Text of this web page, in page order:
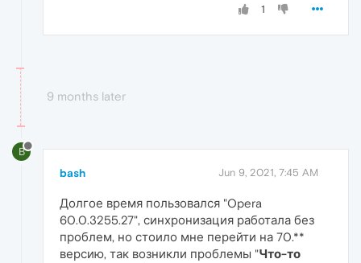
1
9 months later
B
bash Jun 9, 2021, 7:45 AM
Долгое время пользовался "Opera
60.0.3255.27", синхронизация работала без
проблем, но стоило мне перейти на 70.**
версию, так возникли проблемы "Что-то